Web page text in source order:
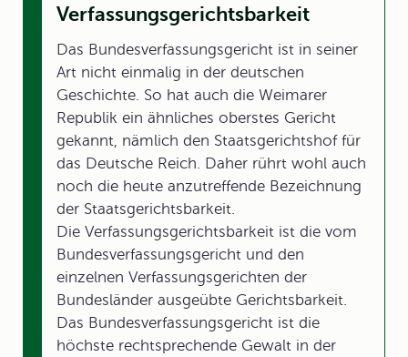
Verfassungsgerichtsbarkeit
Das Bundesverfassungsgericht ist in seiner
Art nicht einmalig in der deutschen
Geschichte. So hat auch die Weimarer
Republik ein ähnliches oberstes Gericht
gekannt, nämlich den Staatsgerichtshof für
das Deutsche Reich. Daher rührt wohl auch
noch die heute anzutreffende Bezeichnung
der Staatsgerichtsbarkeit.
Die Verfassungsgerichtsbarkeit ist die vom
Bundesverfassungsgericht und den
einzelnen Verfassungsgerichten der
Bundesländer ausgeübte Gerichtsbarkeit.
Das Bundesverfassungsgericht ist die
höchste rechtsprechende Gewalt in der